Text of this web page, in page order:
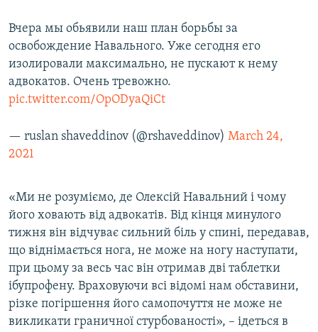
Вчера мы обьявили наш план борьбы за
освобождение Навального. Уже сегодня его
изолировали максимально, не пускают к нему
адвокатов. Очень тревожно.
pic.twitter.com/OpODyaQiCt
— ruslan shaveddinov (@rshaveddinov) March 24,
2021
«Ми не розуміємо, де Олексій Навальний і чому
його ховають від адвокатів. Від кінця минулого
тижня він відчуває сильний біль у спині, передавав,
що віднімається нога, не може на ногу наступати,
при цьому за весь час він отримав дві таблетки
ібупрофену. Враховуючи всі відомі нам обставини,
різке погіршення його самопочуття не може не
викликати граничної стурбованості», – ідеться в